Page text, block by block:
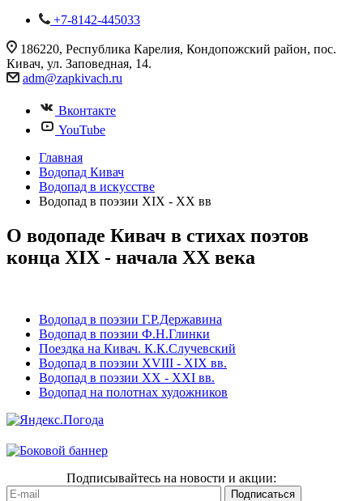
+7-8142-445033
186220, Республика Карелия, Кондопожский район, пос.
Кивач, ул. Заповедная, 14.
adm@zapkivach.ru
Вконтакте
YouTube
Главная
Водопад Кивач
Водопад в искусстве
Водопад в поэзии XIX - XX вв
О водопаде Кивач в стихах поэтов
конца XIX - начала XX века
Водопад в поэзии Г.Р.Державина
Водопад в поэзии Ф.Н.Глинки
Поездка на Кивач. К.К.Случевский
Водопад в поэзии XVIII - XIX вв.
Водопад в поэзии XX - XXI вв.
Водопад на полотнах художников
Подписывайтесь на новости и акции: